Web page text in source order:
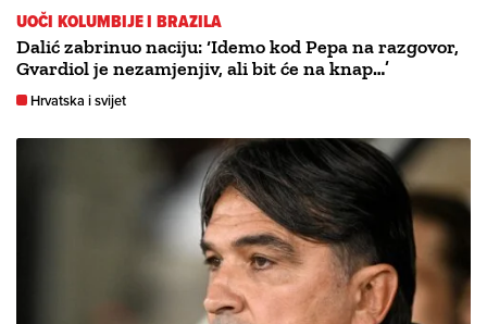
UOČI KOLUMBIJE I BRAZILA
Dalić zabrinuo naciju: ‘Idemo kod Pepa na razgovor,
Gvardiol je nezamjenjiv, ali bit će na knap…’
Hrvatska i svijet